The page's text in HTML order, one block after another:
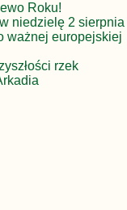
Roku!
niedzielę 2 sierpnia
ważnej europejskiej
rzek